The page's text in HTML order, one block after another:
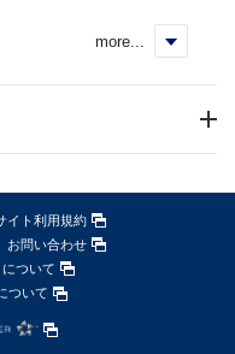
more...
イト利用規約
お問い合わせ
ついて
ついて